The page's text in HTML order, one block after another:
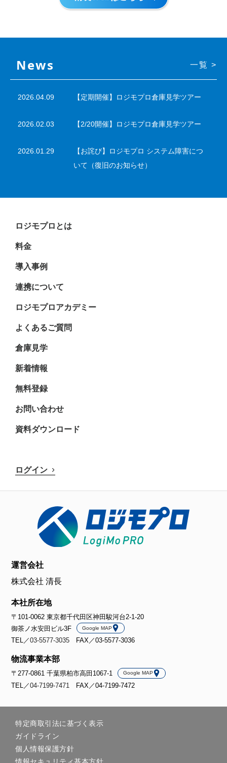
News 一覧 >
2026.04.09 【定期開催】ロジモプロ倉庫見学ツアー
2026.02.03 【2/20開催】ロジモプロ倉庫見学ツアー
2026.01.29
【お詫び】ロジモプロ システム障害につ
いて（復旧のお知らせ）
ロジモプロとは
料金
導入事例
連携について
ロジモプロアカデミー
よくあるご質問
倉庫見学
新着情報
無料登録
お問い合わせ
資料ダウンロード
ログイン
運営会社
株式会社 清長
本社所在地
〒101-0062 東京都千代田区神田駿河台2-1-20
御茶ノ水安田ビル3F
Google MAP
TEL／03-5577-3035 FAX／03-5577-3036
物流事業本部
〒277-0861 千葉県柏市高田1067-1 Google MAP
TEL／04-7199-7471 FAX／04-7199-7472
特定商取引法に基づく表示
ガイドライン
個人情報保護方針
情報セキュリティ基本方針